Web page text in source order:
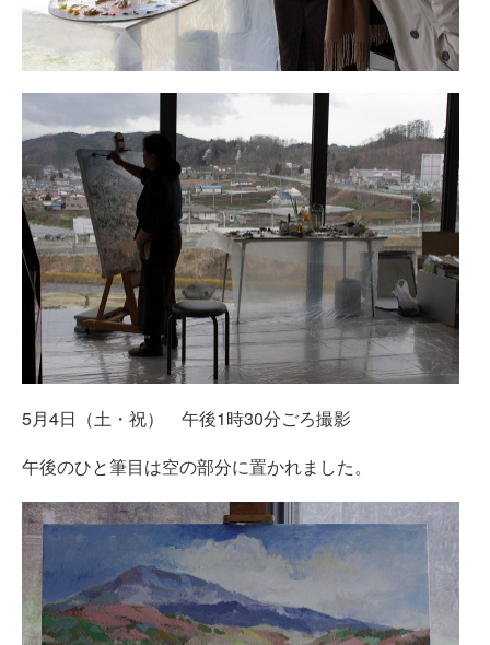
5月4日（土・祝） 午後1時30分ごろ撮影
午後のひと筆目は空の部分に置かれました。